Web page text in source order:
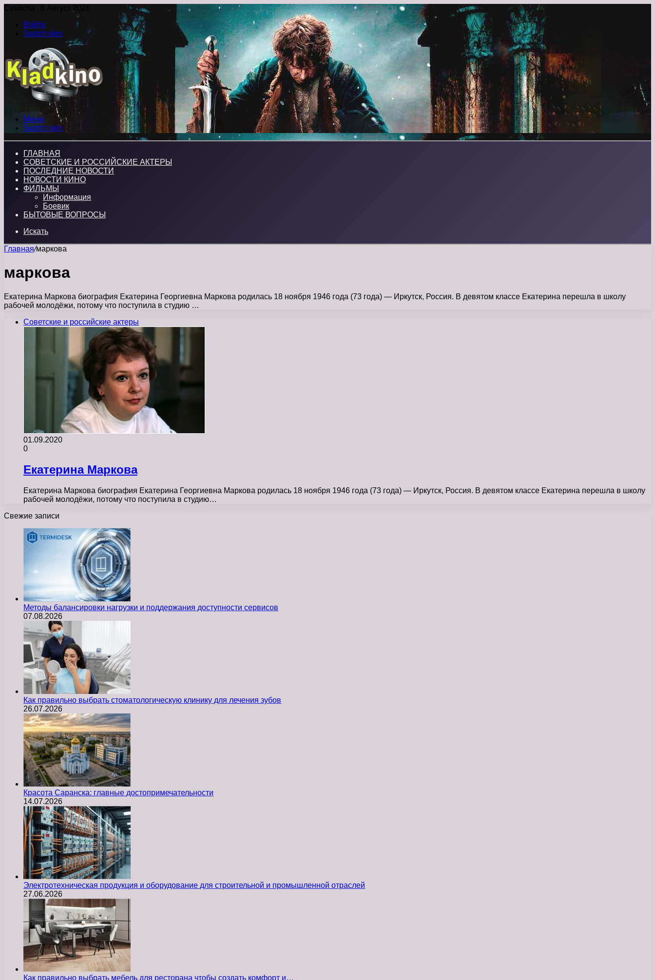
Суббота , 8 Август 2026
Войти
Switch skin
Меню
Switch skin
ГЛАВНАЯ
СОВЕТСКИЕ И РОССИЙСКИЕ АКТЕРЫ
ПОСЛЕДНИЕ НОВОСТИ
НОВОСТИ КИНО
ФИЛЬМЫ
Информация
Боевик
БЫТОВЫЕ ВОПРОСЫ
Искать
Главная/маркова
маркова
Екатерина Маркова биография Екатерина Георгиевна Маркова родилась 18 ноября 1946 года (73 года) — Иркутск, Россия. В девятом классе Екатерина перешла в школу
рабочей молодёжи, потому что поступила в студию …
Советские и российские актеры
01.09.2020
0
Екатерина Маркова
Екатерина Маркова биография Екатерина Георгиевна Маркова родилась 18 ноября 1946 года (73 года) — Иркутск, Россия. В девятом классе Екатерина перешла в школу
рабочей молодёжи, потому что поступила в студию…
Свежие записи
Методы балансировки нагрузки и поддержания доступности сервисов
07.08.2026
Как правильно выбрать стоматологическую клинику для лечения зубов
26.07.2026
Красота Саранска: главные достопримечательности
14.07.2026
Электротехническая продукция и оборудование для строительной и промышленной отраслей
27.06.2026
Как правильно выбрать мебель для ресторана чтобы создать комфорт и…